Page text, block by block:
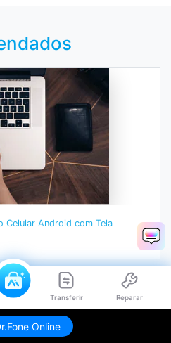
Transferir Reparar
Online
Celular Android com Tela